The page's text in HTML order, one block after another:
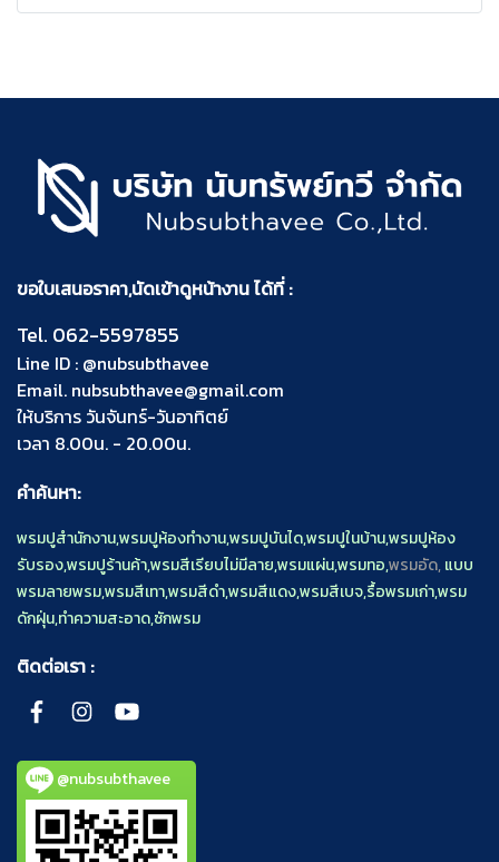
ขอใบเสนอราคา,นัดเข้าดูหน้างาน ได้ที่ :
Tel. 062-5597855
Line ID : @nubsubthavee
Email. nubsubthavee@gmail.com
ให้บริการ วันจันทร์-วันอาทิตย์
เวลา 8.00น. - 20.00น.
คำค้นหา:
พรมปูสำนักงาน,พรมปูห้องทำงาน,พรมปูบันได,พรมปูในบ้าน,พรมปูห้อง
รับรอง,พรมปูร้านค้า,พรมสีเรียบไม่มีลาย,พรมแผ่น,พรมทอ,พรมอัด,แบบ
พรมลายพรม,พรมสีเทา,พรมสีดำ,พรมสีแดง,พรมสีเบจ,รื้อพรมเก่า,พรม
ดักฝุ่น,ทำความสะอาด,ซักพรม
ติดต่อเรา :
@nubsubthavee